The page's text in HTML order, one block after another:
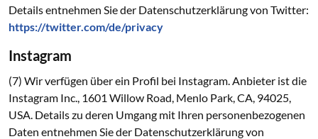
Details entnehmen Sie der Datenschutzerklärung von Twitter:
https://twitter.com/de/privacy
Instagram
(7) Wir verfügen über ein Profil bei Instagram. Anbieter ist die
Instagram Inc., 1601 Willow Road, Menlo Park, CA, 94025,
USA. Details zu deren Umgang mit Ihren personenbezogenen
Daten entnehmen Sie der Datenschutzerklärung von